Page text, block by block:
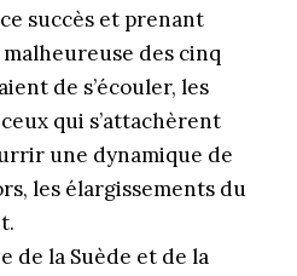
succès et prenant
des cinq
de s’écouler, les
qui s’attachèrent
une dynamique de
les élargissements du
de la Suède et de la